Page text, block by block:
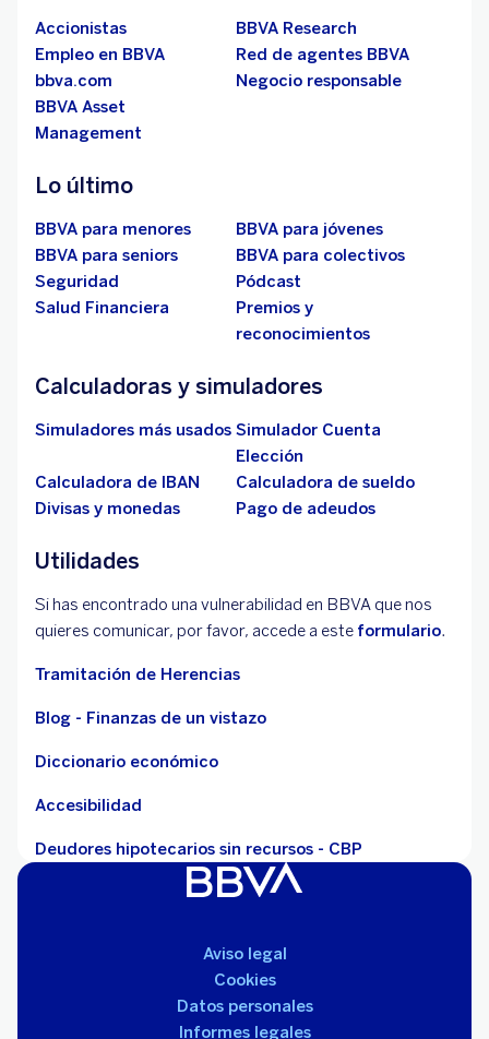
Accionistas
BBVA Research
Empleo en BBVA
Red de agentes BBVA
bbva.com
Negocio responsable
BBVA Asset
Management
Lo último
BBVA para menores
BBVA para jóvenes
BBVA para seniors
BBVA para colectivos
Seguridad
Pódcast
Salud Financiera
Premios y
reconocimientos
Calculadoras y simuladores
Simuladores más usados Simulador Cuenta
Elección
Calculadora de IBAN
Calculadora de sueldo
Divisas y monedas
Pago de adeudos
Utilidades
Si has encontrado una vulnerabilidad en BBVA que nos
quieres comunicar, por favor, accede a este formulario.
Tramitación de Herencias
Blog - Finanzas de un vistazo
Diccionario económico
Accesibilidad
Deudores hipotecarios sin recursos - CBP
Aviso legal
Cookies
Datos personales
Informes legales